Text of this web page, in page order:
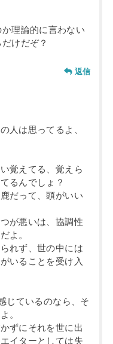
理論的に言わない
けだぞ？
返信
人は思ってるよ、
覚えてる、覚えら
るんでしょ？
だって、頭がいい
が悪いは、協調性
よ。
れず、世の中には
いることを受け入
じているのなら、そ
。
ずにそれを世に出
イターとしては失